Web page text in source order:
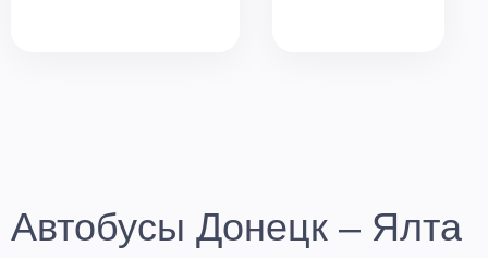
Автобусы Донецк – Ялта